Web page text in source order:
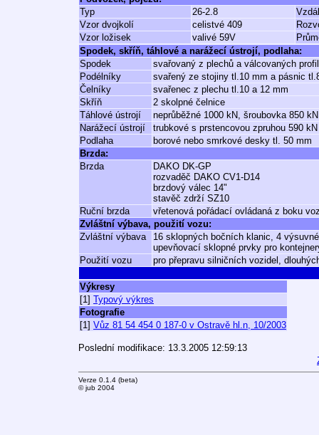
Typ
26-2.8
Vzor dvojkolí
celistvé 409
Vzor ložisek
valivé 59V
Spodek, skříň, táhlové a narážecí ústrojí, podlaha:
Spodek
svařovaný z plechů a válcovaných
Podélníky
svařený ze stojiny tl.10 mm a pásnic
Čelníky
svařenec z plechu tl.10 a 12 mm
Skříň
2 skolpné čelnice
Táhlové ústrojí
neprůběžné 1000 kN, šroubovka 850
Narážecí ústrojí
trubkové s prstencovou zpruhou 590 kN
Podlaha
borové nebo smrkové desky tl. 50 mm
Brzda:
Brzda
DAKO DK-GP
rozvaděč DAKO CV1-D14
brzdový válec 14"
stavěč zdrží SZ10
Ruční brzda
vřetenová pořádací ovládaná z boku
Zvláštní výbava, použití vozu:
Zvláštní výbava
16 sklopných bočních klanic, 4
upevňovací sklopné prvky pro
Použití vozu
pro přepravu silničních vozidel,
Výkresy
[1] Typový výkres
Fotografie
[1] Vůz 81 54 454 0 187-0 v Ostravě hl.n, 10/2003
Poslední modifikace: 13.3.2005 12:59:13
Verze 0.1.4 (beta)
© jub 2004